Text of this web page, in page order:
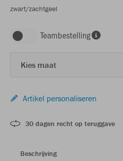
zwart/zachtgeel
Teambestelling
Kies maat
Artikel personaliseren
30 dagen recht op teruggave
Beschrijving